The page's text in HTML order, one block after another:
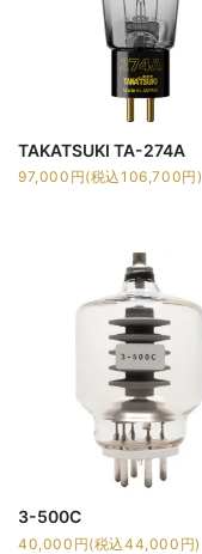
TAKATSUKI TA-274A
97,000円(税込106,700円)
3-500C
40,000円(税込44,000円)